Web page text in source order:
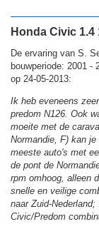
Honda Civic
De ervaring van S.
bouwperiode: 2001 -
op 24-05-2013:
Ik heb eveneens
predom N126. Ook
moeite met de
Normandie, F) kan
meeste auto's met
de pont de
rpm omhoog, alleen
snelle en veilige
naar Zuid-
Civic/Predom